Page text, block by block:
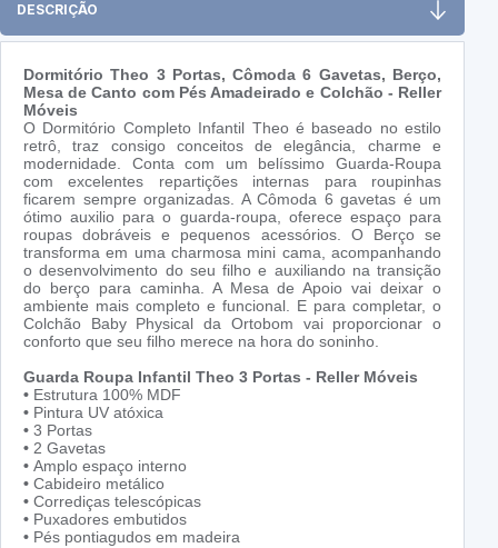
DESCRIÇÃO
Dormitório Theo 3 Portas, Cômoda 6 Gavetas, Berço,
Mesa de Canto com Pés Amadeirado e Colchão - Reller
Móveis
O Dormitório Completo Infantil Theo é baseado no estilo
retrô, traz consigo conceitos de elegância, charme e
modernidade. Conta com um belíssimo Guarda-Roupa
com excelentes repartições internas para roupinhas
ficarem sempre organizadas. A Cômoda 6 gavetas é um
ótimo auxilio para o guarda-roupa, oferece espaço para
roupas dobráveis e pequenos acessórios. O Berço se
transforma em uma charmosa mini cama, acompanhando
o desenvolvimento do seu filho e auxiliando na transição
do berço para caminha. A Mesa de Apoio vai deixar o
ambiente mais completo e funcional. E para completar, o
Colchão Baby Physical da Ortobom vai proporcionar o
conforto que seu filho merece na hora do soninho.
Guarda Roupa Infantil Theo 3 Portas - Reller Móveis
• Estrutura 100% MDF
• Pintura UV atóxica
• 3 Portas
• 2 Gavetas
• Amplo espaço interno
• Cabideiro metálico
• Corrediças telescópicas
• Puxadores embutidos
• Pés pontiagudos em madeira